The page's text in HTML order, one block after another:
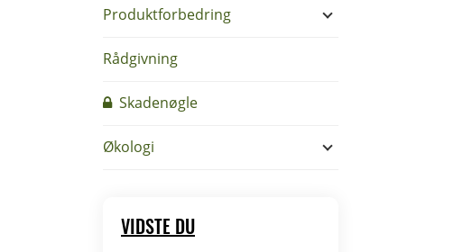
Produktforbedring
Rådgivning
Skadenøgle
Økologi
VIDSTE DU